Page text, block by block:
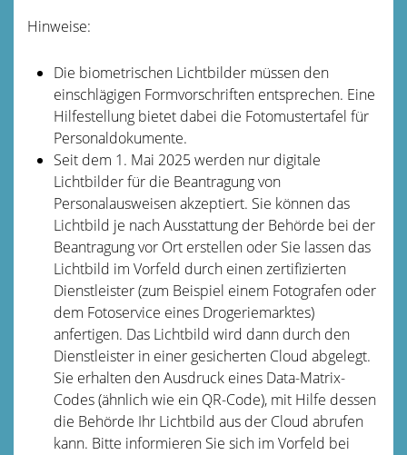
Hinweise:
Die biometrischen Lichtbilder müssen den
einschlägigen Formvorschriften entsprechen. Eine
Hilfestellung bietet dabei die Fotomustertafel für
Personaldokumente.
Seit dem 1. Mai 2025 werden nur digitale
Lichtbilder für die Beantragung von
Personalausweisen akzeptiert. Sie können das
Lichtbild je nach Ausstattung der Behörde bei der
Beantragung vor Ort erstellen oder Sie lassen das
Lichtbild im Vorfeld durch einen zertifizierten
Dienstleister (zum Beispiel einem Fotografen oder
dem Fotoservice eines Drogeriemarktes)
anfertigen. Das Lichtbild wird dann durch den
Dienstleister in einer gesicherten Cloud abgelegt.
Sie erhalten den Ausdruck eines Data-Matrix-
Codes (ähnlich wie ein QR-Code), mit Hilfe dessen
die Behörde Ihr Lichtbild aus der Cloud abrufen
kann. Bitte informieren Sie sich im Vorfeld bei